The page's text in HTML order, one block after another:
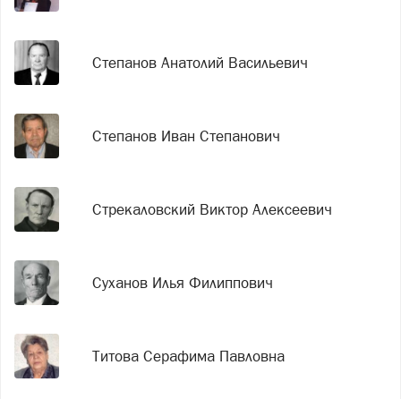
Степанов Анатолий Васильевич
Степанов Иван Степанович
Стрекаловский Виктор Алексеевич
Суханов Илья Филиппович
Титова Серафима Павловна